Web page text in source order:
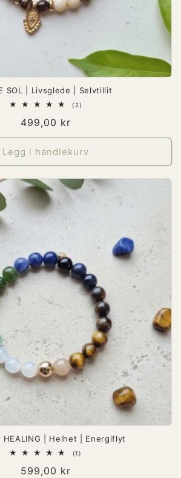
SOL | Livsglede | Selvtillit
(2)
Vanlig
pris
499,00 kr
Legg i handlekurv
HEALING | Helhet | Energiflyt
(1)
Vanlig
599,00 kr